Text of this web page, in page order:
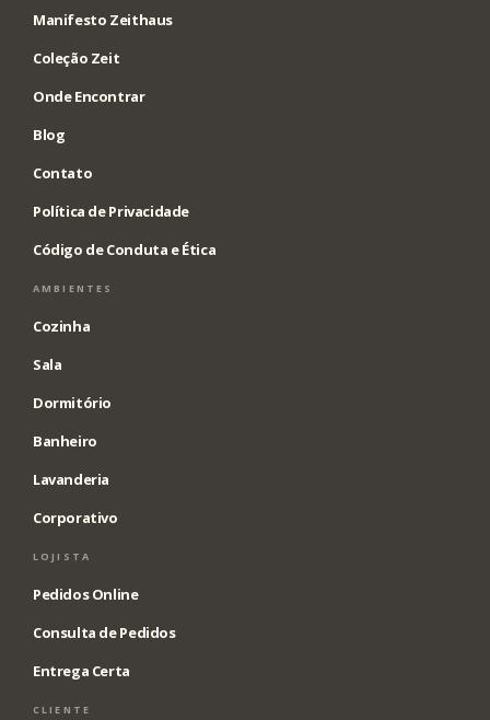
Manifesto Zeithaus
Coleção Zeit
Onde Encontrar
Blog
Contato
Política de Privacidade
Código de Conduta e Ética
AMBIENTES
Cozinha
Sala
Dormitório
Banheiro
Lavanderia
Corporativo
LOJISTA
Pedidos Online
Consulta de Pedidos
Entrega Certa
CLIENTE